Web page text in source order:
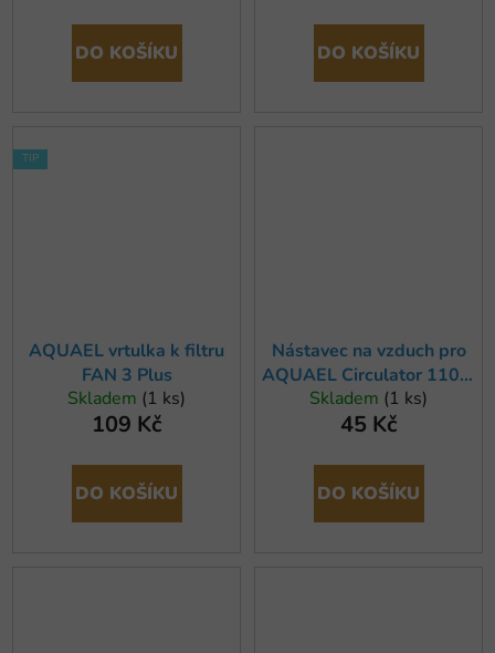
DO KOŠÍKU DO KOŠÍKU
TIP
AQUAEL vrtulka k filtru
FAN 3 Plus
Skladem (1 ks)
109 Kč
DO KOŠÍKU
Nástavec na vzduch pro
AQUAEL Circulator 1100,
FAN 3
Skladem (1 ks)
45 Kč
DO KOŠÍKU